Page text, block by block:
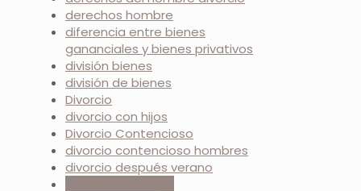
derechos hombre
diferencia entre bienes
gananciales y bienes privativos
división bienes
división de bienes
Divorcio
divorcio con hijos
Divorcio Contencioso
divorcio contencioso hombres
divorcio después verano